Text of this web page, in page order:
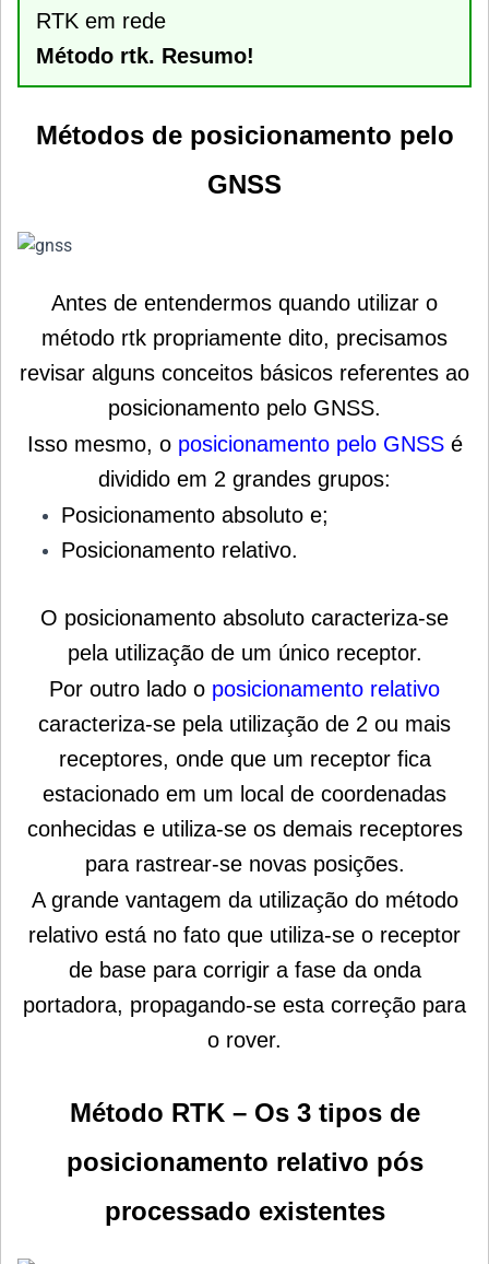
RTK em rede
Método rtk. Resumo!
Métodos de posicionamento pelo
GNSS
Antes de entendermos quando utilizar o
método rtk propriamente dito, precisamos
revisar alguns conceitos básicos referentes ao
posicionamento pelo GNSS.
Isso mesmo, o posicionamento pelo GNSSé
dividido em 2 grandes grupos:
Posicionamento absoluto e;
Posicionamento relativo.
O posicionamento absoluto caracteriza-se
pela utilização de um único receptor.
Por outro lado o posicionamento relativo
caracteriza-se pela utilização de 2 ou mais
receptores, onde que um receptor fica
estacionado em um local de coordenadas
conhecidas e utiliza-se os demais receptores
para rastrear-se novas posições.
A grande vantagem da utilização do método
relativo está no fato que utiliza-se o receptor
de base para corrigir a fase da onda
portadora, propagando-se esta correção para
o rover.
Método RTK – Os 3 tipos de
posicionamento relativo pós
processado existentes